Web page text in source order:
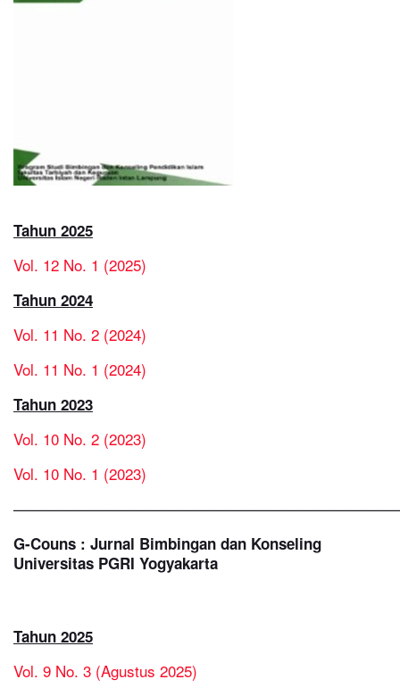
Tahun 2025
Vol. 12 No. 1 (2025)
Tahun 2024
Vol. 11 No. 2 (2024)
Vol. 11 No. 1 (2024)
Tahun 2023
Vol. 10 No. 2 (2023)
Vol. 10 No. 1 (2023)
G-Couns : Jurnal Bimbingan dan Konseling
Universitas PGRI Yogyakarta
Tahun 2025
Vol. 9 No. 3 (Agustus 2025)